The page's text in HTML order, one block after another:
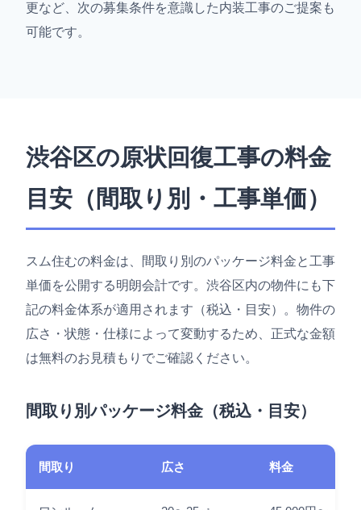
更など、次の募集条件を意識した内装工事のご提案も
可能です。
渋谷区の原状回復工事の料金
目安（間取り別・工事単価）
スム住むの料金は、間取り別のパッケージ料金と工事
単価を公開する明朗会計です。渋谷区内の物件にも下
記の料金体系が適用されます（税込・目安）。物件の
広さ・状態・仕様によって変動するため、正式な金額
は無料のお見積もりでご確認ください。
間取り別パッケージ料金（税込・目安）
間取り 広さ 料金